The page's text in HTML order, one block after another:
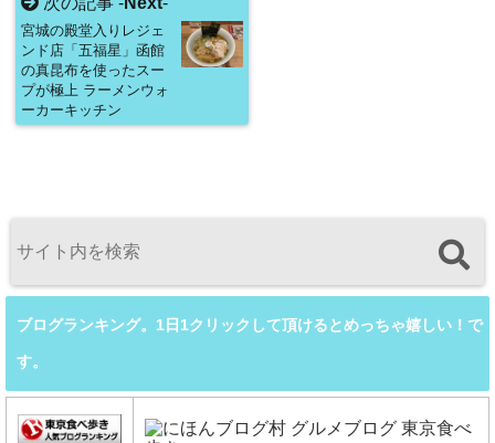
宮城の殿堂入りレジェ
ンド店「五福星」函館
の真昆布を使ったスー
プが極上 ラーメンウォ
ーカーキッチン
ブログランキング。1日1クリックして頂けるとめっちゃ嬉しい！で
す。